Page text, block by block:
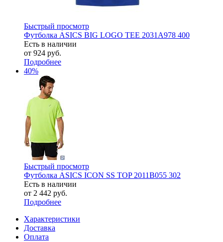
Быстрый просмотр
Футболка ASICS BIG LOGO TEE 2031A978 400
Есть в наличии
от 924 руб.
Подробнее
40%
Быстрый просмотр
Футболка ASICS ICON SS TOP 2011B055 302
Есть в наличии
от 2 442 руб.
Подробнее
Характеристики
Доставка
Оплата